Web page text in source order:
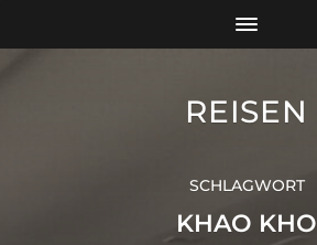
REISEN
SCHLAGWORT
KHAO KHO